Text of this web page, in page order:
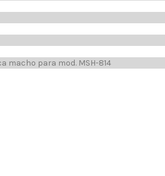
macho para mod. MSH-814